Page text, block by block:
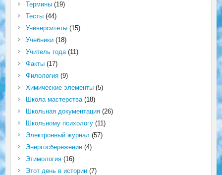
Термины(19)
Тесты(44)
Университеты(15)
Учебники(18)
Учитель года(11)
Факты(17)
Филология(9)
Химические элементы(5)
Школа мастерства(18)
Школьная документация(26)
Школьному психологу(11)
Электронный журнал (57)
Энергосбережение(4)
Этимология(16)
Этот день в истории(7)